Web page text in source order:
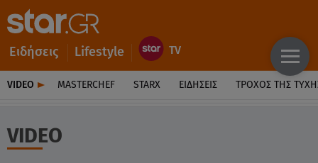
Ειδήσεις Lifestyle
VIDEO MASTERCHEF STARX ΕΙΔΉΣΕΙΣ ΤΡΟΧΌΣ ΤΗΣ
VIDEO